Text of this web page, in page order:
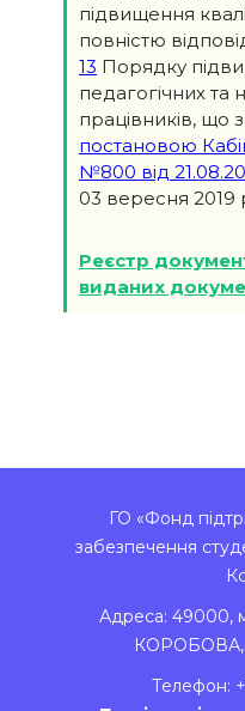
підвищення
повністю
13 Порядку
педагогічних та
працівників, що
постановою
№800 від
03 вересня 2019
Реєстр
виданих
ГО «Фонд
забезпечення
Адреса: 49000,
КОРОБОВА,
Телефон: